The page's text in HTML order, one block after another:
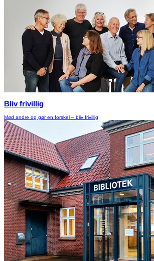
Bliv frivillig
Mød andre og gør en forskel – bliv frivillig